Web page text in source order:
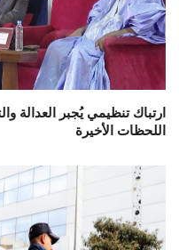
ارتباك تنظيمي يُجبر العدالة
اللحظات الأخيرة